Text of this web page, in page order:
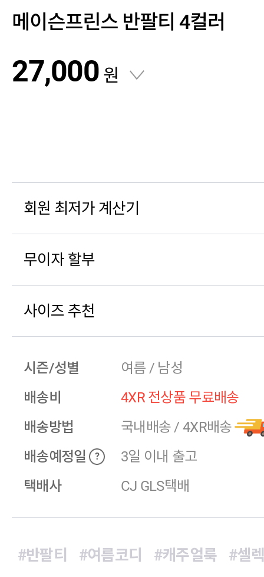
메이슨프린스 반팔티 4컬러
27,000 원
회원 최저가 계산기
무이자 할부
사이즈 추천
시즌/성별
여름 / 남성
배송비
4XR 전상품 무료배송
배송방법
국내배송 / 4XR배송
배송예정일
?
3일 이내 출고
택배사
CJ GLS택배
#반팔티 #여름코디 #캐주얼룩 #셀